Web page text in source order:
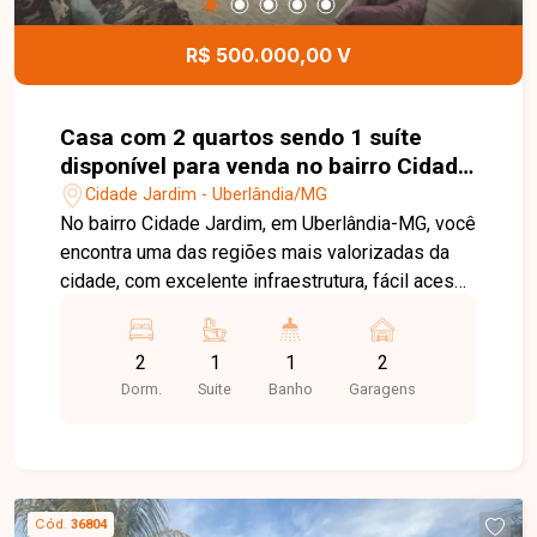
R$ 500.000,00 V
Casa com 2 quartos sendo 1 suíte
disponível para venda no bairro Cidade
Jardim em Uberlândia-MG.
Cidade Jardim - Uberlândia/MG
No bairro Cidade Jardim, em Uberlândia-MG, você
encontra uma das regiões mais valorizadas da
cidade, com excelente infraestrutura, fácil acesso
supermercados, escolas, farmácias, restaurantes
e diversos serviços, proporcionando conforto e
qualidade de vida. Casa residencial disponível
planejados, sendo 1 suíte, banheiro social,
2
Dorm.
1
Suite
1
Banho
2
Garagens
Cód. 36804